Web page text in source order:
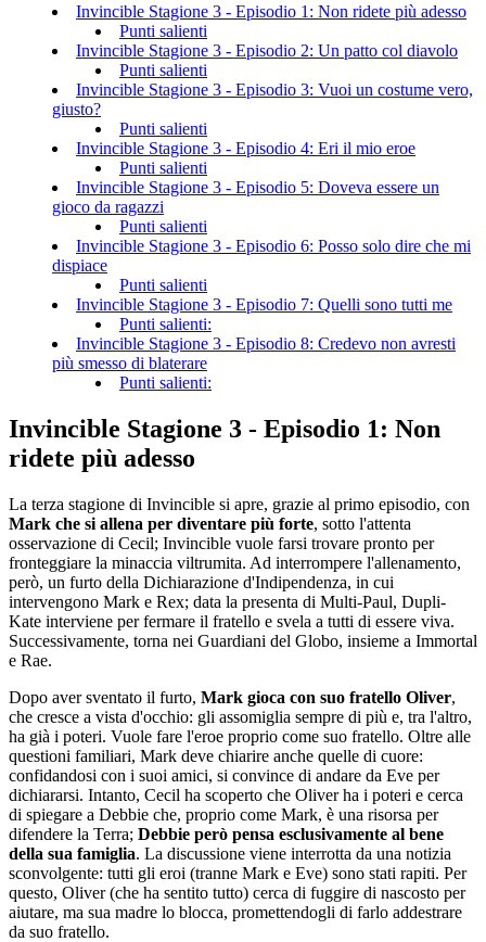
Invincible Stagione 3 - Episodio 1: Non ridete più adesso
Punti salienti
Invincible Stagione 3 - Episodio 2: Un patto col diavolo
Punti salienti
Invincible Stagione 3 - Episodio 3: Vuoi un costume vero,
giusto?
Punti salienti
Invincible Stagione 3 - Episodio 4: Eri il mio eroe
Punti salienti
Invincible Stagione 3 - Episodio 5: Doveva essere un
gioco da ragazzi
Punti salienti
Invincible Stagione 3 - Episodio 6: Posso solo dire che mi
dispiace
Punti salienti
Invincible Stagione 3 - Episodio 7: Quelli sono tutti me
Punti salienti:
Invincible Stagione 3 - Episodio 8: Credevo non avresti
più smesso di blaterare
Punti salienti:
Invincible Stagione 3 - Episodio 1: Non
ridete più adesso
La terza stagione di Invincible si apre, grazie al primo episodio, con
Mark che si allena per diventare più forte, sotto l'attenta
osservazione di Cecil; Invincible vuole farsi trovare pronto per
fronteggiare la minaccia viltrumita. Ad interrompere l'allenamento,
però, un furto della Dichiarazione d'Indipendenza, in cui
intervengono Mark e Rex; data la presenta di Multi-Paul, Dupli-
Kate interviene per fermare il fratello e svela a tutti di essere viva.
Successivamente, torna nei Guardiani del Globo, insieme a Immortal
e Rae.
Dopo aver sventato il furto, Mark gioca con suo fratello Oliver,
che cresce a vista d'occhio: gli assomiglia sempre di più e, tra l'altro,
ha già i poteri. Vuole fare l'eroe proprio come suo fratello. Oltre alle
questioni familiari, Mark deve chiarire anche quelle di cuore:
confidandosi con i suoi amici, si convince di andare da Eve per
dichiararsi. Intanto, Cecil ha scoperto che Oliver ha i poteri e cerca
di spiegare a Debbie che, proprio come Mark, è una risorsa per
difendere la Terra; Debbie però pensa esclusivamente al bene
della sua famiglia. La discussione viene interrotta da una notizia
sconvolgente: tutti gli eroi (tranne Mark e Eve) sono stati rapiti. Per
questo, Oliver (che ha sentito tutto) cerca di fuggire di nascosto per
aiutare, ma sua madre lo blocca, promettendogli di farlo addestrare
da suo fratello.